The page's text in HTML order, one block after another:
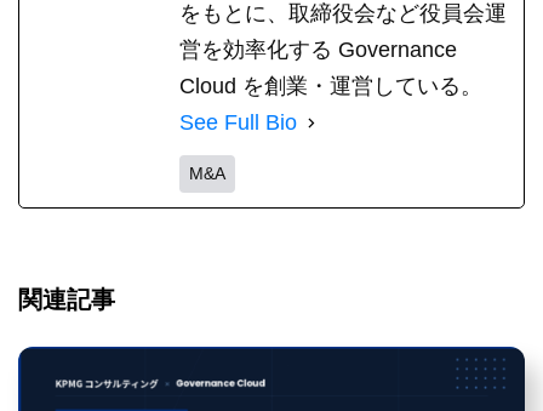
をもとに、取締役会など役員会運
営を効率化する Governance
Cloud を創業・運営している。
See Full Bio
M&A
関連記事